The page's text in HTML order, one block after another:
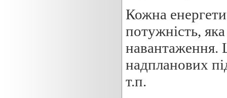
Кожна
потужність,
навантаження.
надпланових
т.п.